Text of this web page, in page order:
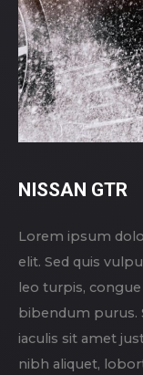
NISSAN GTR
Lorem ipsum
elit. Sed quis
leo turpis,
bibendum purus.
iaculis sit amet
nibh aliquet,